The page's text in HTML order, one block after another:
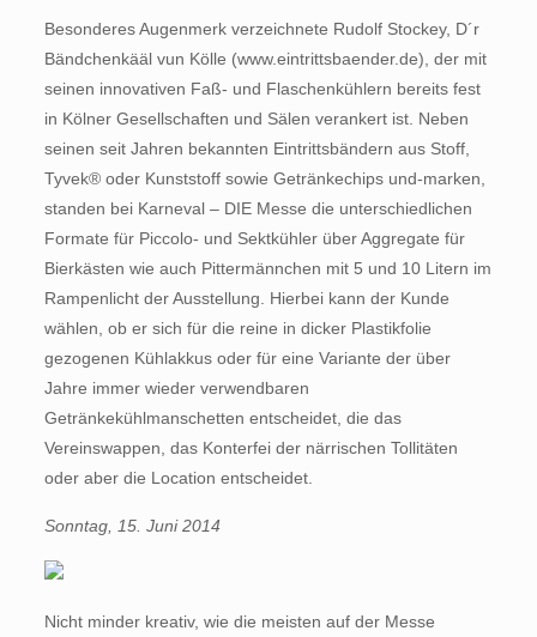
Besonderes Augenmerk verzeichnete Rudolf Stockey, D´r
Bändchenkääl vun Kölle (www.eintrittsbaender.de), der mit
seinen innovativen Faß- und Flaschenkühlern bereits fest
in Kölner Gesellschaften und Sälen verankert ist. Neben
seinen seit Jahren bekannten Eintrittsbändern aus Stoff,
Tyvek® oder Kunststoff sowie Getränkechips und-marken,
standen bei Karneval – DIE Messe die unterschiedlichen
Formate für Piccolo- und Sektkühler über Aggregate für
Bierkästen wie auch Pittermännchen mit 5 und 10 Litern im
Rampenlicht der Ausstellung. Hierbei kann der Kunde
wählen, ob er sich für die reine in dicker Plastikfolie
gezogenen Kühlakkus oder für eine Variante der über
Jahre immer wieder verwendbaren
Getränkekühlmanschetten entscheidet, die das
Vereinswappen, das Konterfei der närrischen Tollitäten
oder aber die Location entscheidet.
Sonntag, 15. Juni 2014
Nicht minder kreativ, wie die meisten auf der Messe